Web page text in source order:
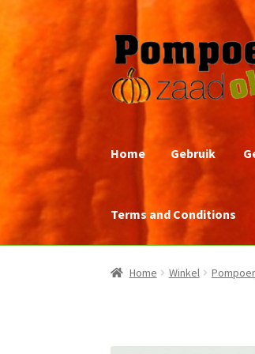
Ga
door
naar
navigatie
Ga
naar
de
inhoud
Home Gebruik
Terms and Conditions
Home Winkel